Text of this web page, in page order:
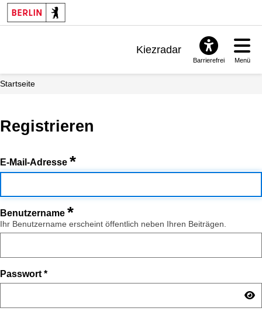
Kiezradar
Barrierefrei Menü
Startseite
Registrieren
E-Mail-Adresse *
Benutzername *
Ihr Benutzername erscheint öffentlich neben Ihren Beiträgen.
Passwort *